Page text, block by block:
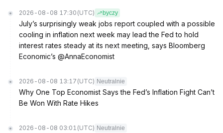
2026-08-08 17:30 (UTC) byczy
July’s surprisingly weak jobs report coupled with a possible
cooling in inflation next week may lead the Fed to hold
interest rates steady at its next meeting, says Bloomberg
Economic’s @AnnaEconomist
2026-08-08 13:17 (UTC) Neutralnie
Why One Top Economist Says the Fed’s Inflation Fight Can’t
Be Won With Rate Hikes
2026-08-08 03:01 (UTC) Neutralnie